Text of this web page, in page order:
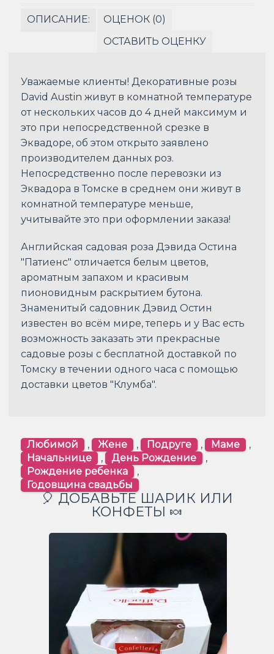
ОПИСАНИЕ:
ОЦЕНОК (0)
ОСТАВИТЬ ОЦЕНКУ
Уважаемые клиенты! Декоративные розы
David Austin живут в комнатной температуре
от нескольких часов до 4 дней максимум и
это при непосредственной срезке в
Эквадоре, об этом открыто заявлено
производителем данных роз.
Непосредственно после перевозки из
Эквадора в Томске в среднем они живут в
комнатной температуре меньше,
учитывайте это при оформлении заказа!
Английская садовая роза Дэвида Остина
"Патиенс" отличается белым цветов,
ароматным запахом и красивым
пионовидным раскрытием бутона.
Знаменитый садовник Дэвид Остин
известен во всём мире, теперь и у Вас есть
возможность заказать эти прекрасные
садовые розы с бесплатной доставкой по
Томску в течении одного часа с помощью
доставки цветов "Клумба".
Любимой , Жене , Подруге , Маме
,
Начальнице
, День Рождение
,
Рождение ребенка
,
Годовщина свадьбы
🎈 ДОБАВЬТЕ ШАРИК ИЛИ
КОНФЕТЫ 🍬